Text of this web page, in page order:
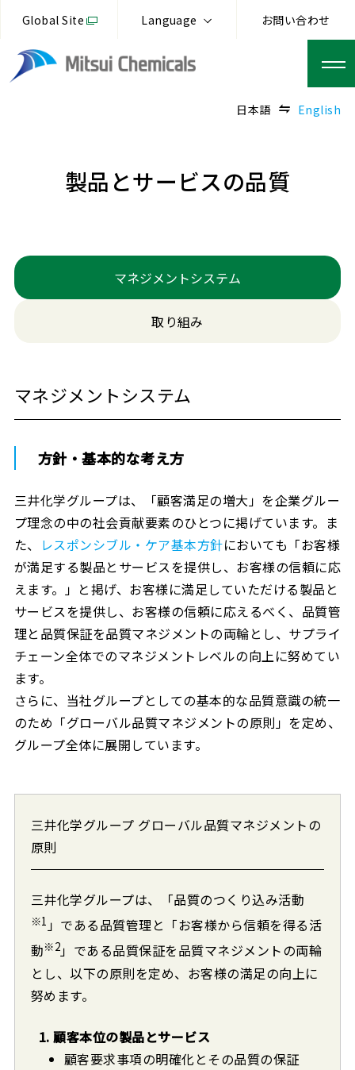
Global Site Language お問い合わせ
日本語 English
製品とサービスの品質
マネジメントシステム
取り組み
マネジメントシステム
方針・基本的な考え方
三井化学グループは、「顧客満足の増大」を企業グルー
プ理念の中の社会貢献要素のひとつに掲げています。ま
た、 レスポンシブル・ケア基本方針においても「お客様
が満足する製品とサービスを提供し、お客様の信頼に応
えます。」と掲げ、お客様に満足していただける製品と
サービスを提供し、お客様の信頼に応えるべく、品質管
理と品質保証を品質マネジメントの両輪とし、サプライ
チェーン全体でのマネジメントレベルの向上に努めてい
ます。
さらに、当社グループとしての基本的な品質意識の統一
のため「グローバル品質マネジメントの原則」を定め、
グループ全体に展開しています。
三井化学グループ グローバル品質マネジメントの
原則
三井化学グループは、「品質のつくり込み活動
※1」である品質管理と「お客様から信頼を得る活
動※2」である品質保証を品質マネジメントの両輪
とし、以下の原則を定め、お客様の満足の向上に
努めます。
1. 顧客本位の製品とサービス
顧客要求事項の明確化とその品質の保証